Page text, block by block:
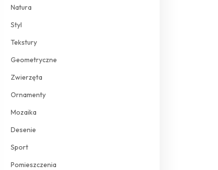
Natura
Styl
Tekstury
Geometryczne
Zwierzęta
Ornamenty
Mozaika
Desenie
Sport
Pomieszczenia